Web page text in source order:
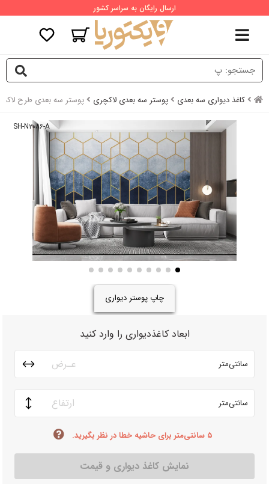
ارسال رایگان به سراسر کشور
کاغذ دیواری سه بعدی پوستر سه بعدی لاکچری پوستر سه بعدی طرح
SH-N۲۰۸۶-A
چاپ پوستر دیواری
ابعاد کاغذدیواری را وارد کنید
سانتی‌متر
سانتی‌متر
۵ سانتی‌متر برای حاشیه خطا در نظر بگیرید.
نمایش کاغذ دیواری و قیمت